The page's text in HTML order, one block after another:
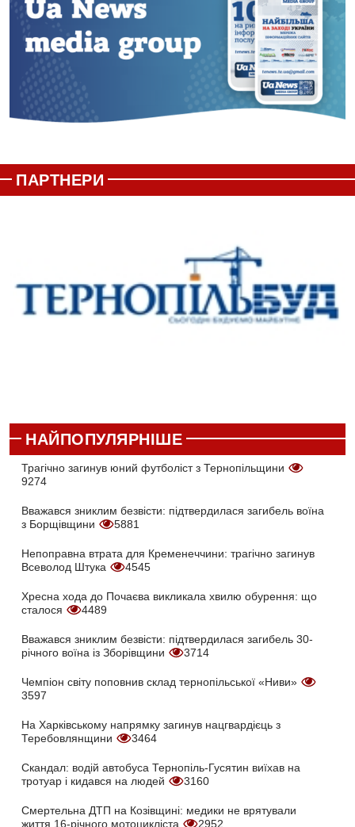
ПАРТНЕРИ
НАЙПОПУЛЯРНІШЕ
Трагічно загинув юний футболіст з Тернопільщини
9274
Вважався зниклим безвісти: підтвердилася загибель воїна
з Борщівщини
5881
Непоправна втрата для Кременеччини: трагічно загинув
Всеволод Штука
4545
Хресна хода до Почаєва викликала хвилю обурення: що
сталося
4489
Вважався зниклим безвісти: підтвердилася загибель 30-
річного воїна із Зборівщини
3714
Чемпіон світу поповнив склад тернопільської «Ниви»
3597
На Харківському напрямку загинув нацгвардієць з
Теребовлянщини
3464
Скандал: водій автобуса Тернопіль-Гусятин виїхав на
тротуар і кидався на людей
3160
Смертельна ДТП на Козівщині: медики не врятували
життя 16-річного мотоцикліста
2952